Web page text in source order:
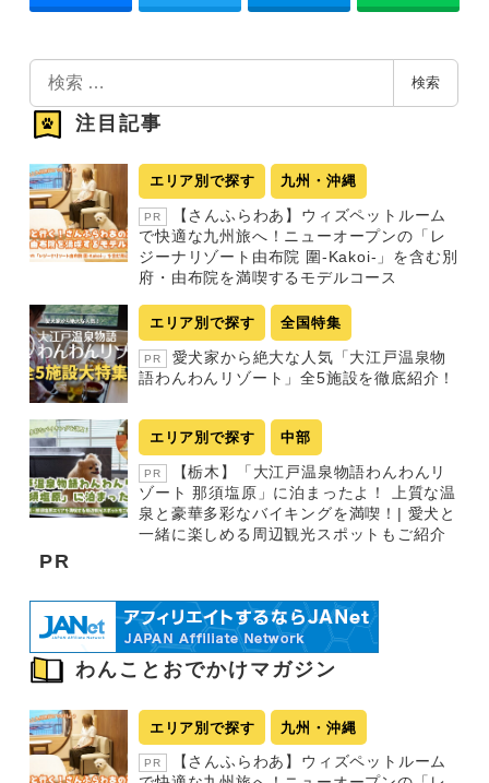
検
索
検索
注目記事
エリア別で探す 九州・沖縄
PR
【さんふらわあ】ウィズペットルーム
で快適な九州旅へ！ニューオープンの「レ
ジーナリゾート由布院 圍-Kakoi-」を含む別
府・由布院を満喫するモデルコース
エリア別で探す 全国特集
PR
愛犬家から絶大な人気「大江戸温泉物
語わんわんリゾート」全5施設を徹底紹介！
エリア別で探す 中部
PR
【栃木】「大江戸温泉物語わんわんリ
ゾート 那須塩原」に泊まったよ！ 上質な温
泉と豪華多彩なバイキングを満喫！| 愛犬と
一緒に楽しめる周辺観光スポットもご紹介
PR
わんことおでかけマガジン
エリア別で探す 九州・沖縄
PR
【さんふらわあ】ウィズペットルーム